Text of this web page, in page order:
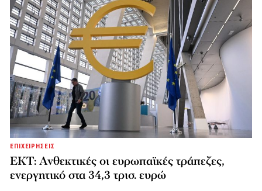
ΕΠΙΧΕΙΡΗΣΕΙΣ
ΕΚΤ: Ανθεκτικές οι ευρωπαϊκές τράπεζες,
ενεργητικό στα 34,3 τρισ. ευρώ